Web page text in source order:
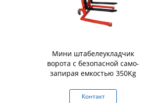
Мини штабелеукладчик
ворота с безопасной само-
запирая емкостью 350Kg
Контакт